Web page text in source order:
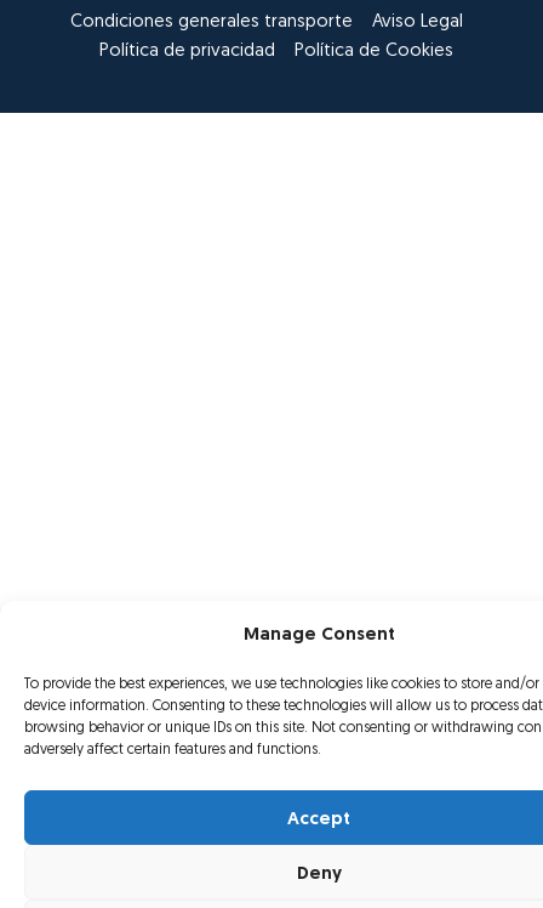
Manage Consent
To provide the best experiences, we use technologies like cookies to store and/or
device information. Consenting to these technologies will allow us to process
browsing behavior or unique IDs on this site. Not consenting or withdrawing
adversely affect certain features and functions.
Accept
Deny
Condiciones generales transporte
Aviso Legal
Política de privacidad
Política de Cookies